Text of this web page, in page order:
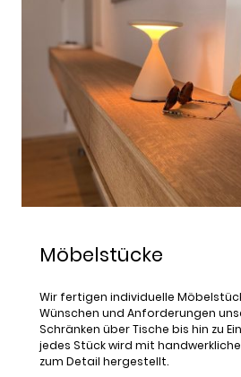
Möbelstücke
Wir fertigen individuelle
Wünschen und Anforderungen
Schränken über Tische bis hin zu
jedes Stück wird mit
zum Detail hergestellt.